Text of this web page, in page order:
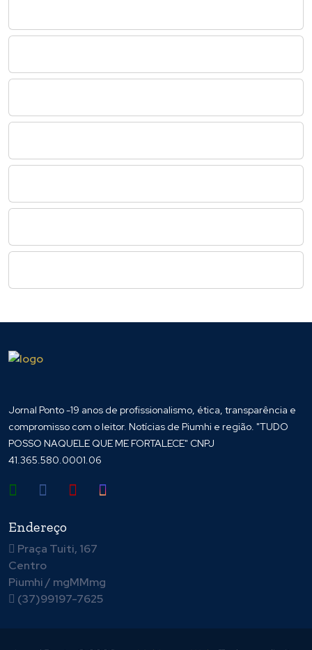
Jornal Ponto -19 anos de profissionalismo, ética, transparência e
compromisso com o leitor. Notícias de Piumhi e região. "TUDO
POSSO NAQUELE QUE ME FORTALECE" CNPJ
41.365.580.0001.06
Endereço
Praça Tuiti, 167
Centro
Piumhi / mgMMmg
(37)99197-7625